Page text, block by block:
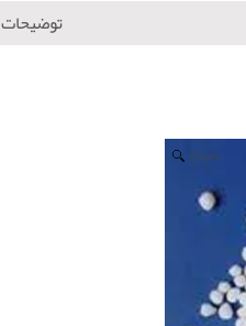
توضیحات
Zoom